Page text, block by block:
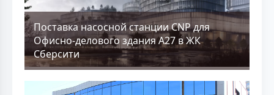
Поставка насосной станции CNP для
Офисно-делового здания А27 в ЖК
Сберсити